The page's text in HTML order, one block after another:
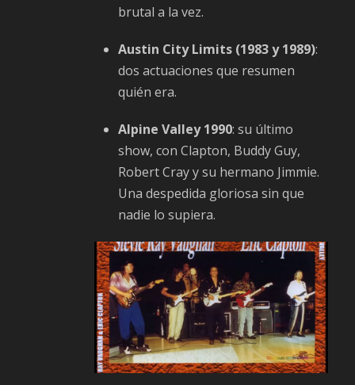
brutal a la vez.
Austin City Limits (1983 y 1989):
dos actuaciones que resumen
quién era.
Alpine Valley 1990: su último
show, con Clapton, Buddy Guy,
Robert Cray y su hermano Jimmie.
Una despedida gloriosa sin que
nadie lo supiera.